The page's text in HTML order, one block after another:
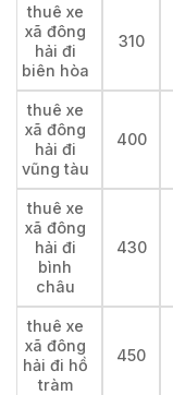
thuê xe
xã đông
hải đi
biên hòa
310
thuê xe
xã đông
hải đi
vũng tàu
400
thuê xe
xã đông
hải đi
bình
châu
430
thuê xe
xã đông
hải đi hồ
tràm
450